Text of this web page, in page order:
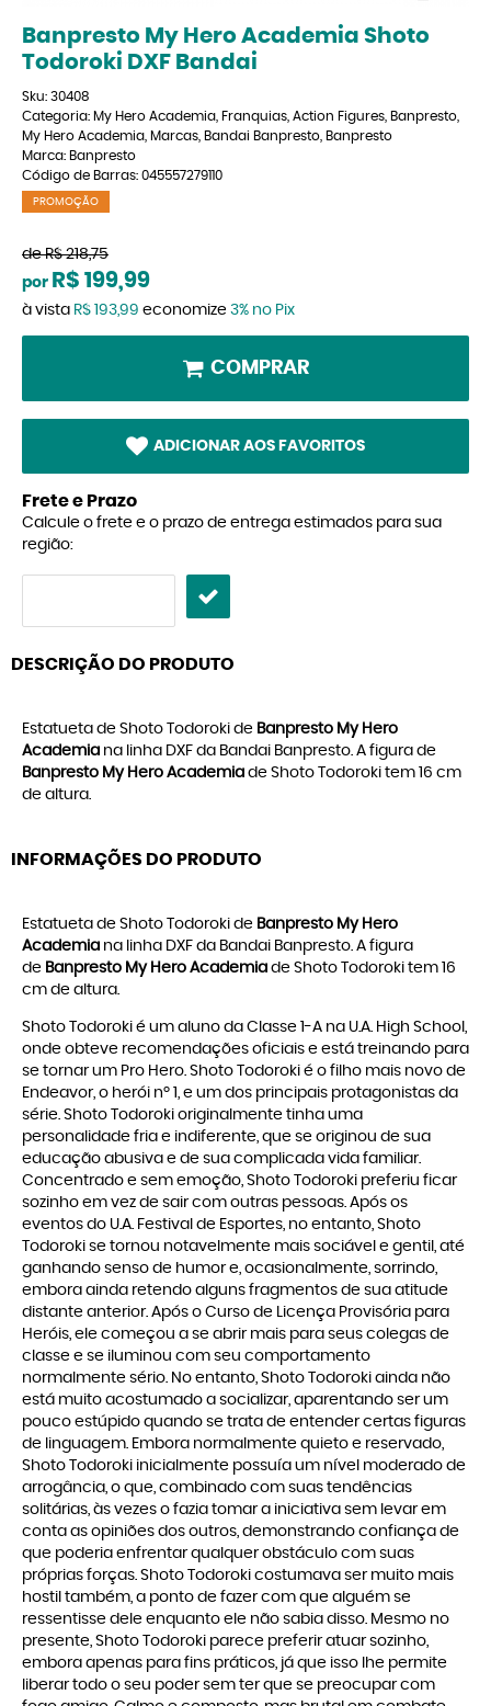
Banpresto My Hero Academia Shoto
Todoroki DXF Bandai
Sku: 30408
Categoria: My Hero Academia Franquias Action Figures Banpresto
My Hero Academia Marcas Bandai Banpresto Banpresto
Marca: Banpresto
Código de Barras: 045557279110
PROMOÇÃO
de R$ 218,75
por R$ 199,99
à vista R$ 193,99 economize 3% no Pix
COMPRAR
ADICIONAR AOS FAVORITOS
Frete e Prazo
Calcule o frete e o prazo de entrega estimados para sua
região:
DESCRIÇÃO DO PRODUTO
Estatueta de Shoto Todoroki de Banpresto My Hero
Academia na linha DXF da Bandai Banpresto. A figura de
Banpresto My Hero Academia de Shoto Todoroki tem 16 cm
de altura.
INFORMAÇÕES DO PRODUTO
Estatueta de Shoto Todoroki de Banpresto My Hero
Academia na linha DXF da Bandai Banpresto. A figura
de Banpresto My Hero Academia de Shoto Todoroki tem 16
cm de altura.
Shoto Todoroki é um aluno da Classe 1-A na U.A. High School,
onde obteve recomendações oficiais e está treinando para
se tornar um Pro Hero. Shoto Todoroki é o filho mais novo de
Endeavor, o herói nº 1, e um dos principais protagonistas da
série. Shoto Todoroki originalmente tinha uma
personalidade fria e indiferente, que se originou de sua
educação abusiva e de sua complicada vida familiar.
Concentrado e sem emoção, Shoto Todoroki preferiu ficar
sozinho em vez de sair com outras pessoas. Após os
eventos do U.A. Festival de Esportes, no entanto, Shoto
Todoroki se tornou notavelmente mais sociável e gentil, até
ganhando senso de humor e, ocasionalmente, sorrindo,
embora ainda retendo alguns fragmentos de sua atitude
distante anterior. Após o Curso de Licença Provisória para
Heróis, ele começou a se abrir mais para seus colegas de
classe e se iluminou com seu comportamento
normalmente sério. No entanto, Shoto Todoroki ainda não
está muito acostumado a socializar, aparentando ser um
pouco estúpido quando se trata de entender certas figuras
de linguagem. Embora normalmente quieto e reservado,
Shoto Todoroki inicialmente possuía um nível moderado de
arrogância, o que, combinado com suas tendências
solitárias, às vezes o fazia tomar a iniciativa sem levar em
conta as opiniões dos outros, demonstrando confiança de
que poderia enfrentar qualquer obstáculo com suas
próprias forças. Shoto Todoroki costumava ser muito mais
hostil também, a ponto de fazer com que alguém se
ressentisse dele enquanto ele não sabia disso. Mesmo no
presente, Shoto Todoroki parece preferir atuar sozinho,
embora apenas para fins práticos, já que isso lhe permite
liberar todo o seu poder sem ter que se preocupar com